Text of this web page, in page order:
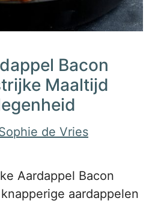
Bacon
Maaltijd
de Vries
Aardappel Bacon
aardappelen